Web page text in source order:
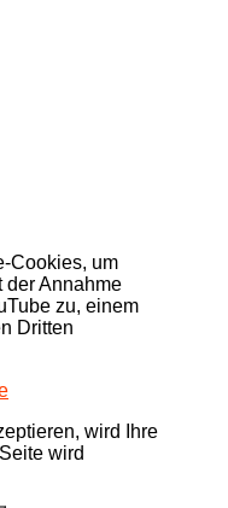
Cookies, um
der Annahme
zu, einem
Dritten
wird Ihre
wird